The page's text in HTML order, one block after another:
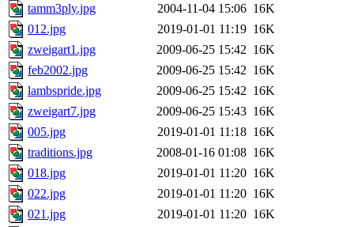
tamm3ply.jpg
2004-11-04 15:06 16K
012.jpg
2019-01-01 11:19 16K
zweigart1.jpg
2009-06-25 15:42 16K
feb2002.jpg
2009-06-25 15:42 16K
lambspride.jpg
2009-06-25 15:42 16K
zweigart7.jpg
2009-06-25 15:43 16K
005.jpg
2019-01-01 11:18 16K
traditions.jpg
2008-01-16 01:08 16K
018.jpg
2019-01-01 11:20 16K
022.jpg
2019-01-01 11:20 16K
021.jpg
2019-01-01 11:20 16K